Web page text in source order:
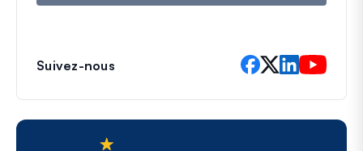
Suivez-nous